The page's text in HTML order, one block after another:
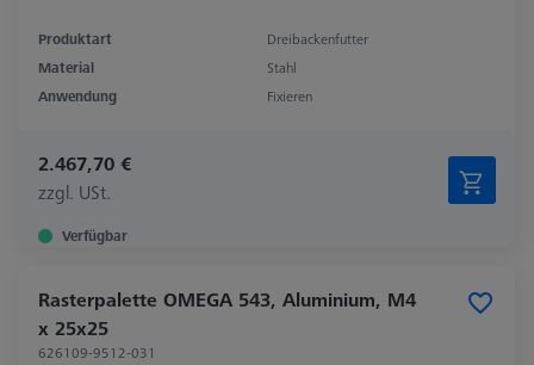
Produktart
Dreibackenfutter
Material
Stahl
Anwendung
Fixieren
2.467,70 €
zzgl. USt.
Verfügbar
Rasterpalette OMEGA 543, Aluminium, M4
x 25x25
626109-9512-031